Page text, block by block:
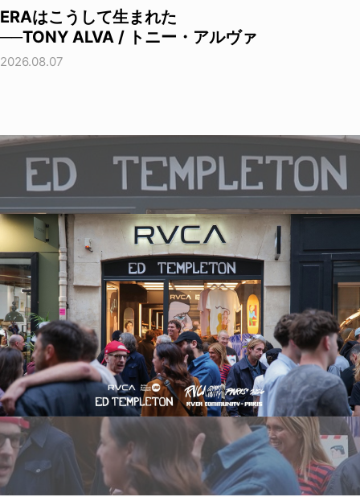
ERAはこうして生まれた
──TONY ALVA / トニー・アルヴァ
2026.08.07